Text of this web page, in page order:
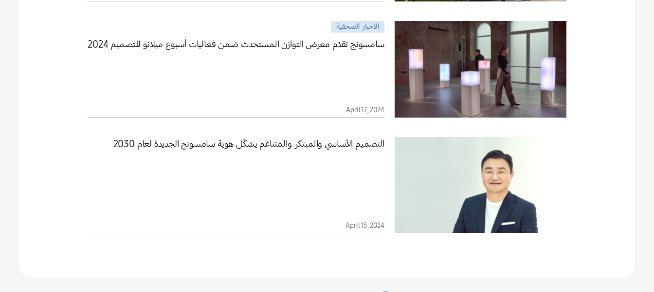
الأخبار الصحفية
سامسونج تقدّم معرض التوازن المستحدث ضمن فعاليات أسبوع ميلانو للتصميم 2024
April 17, 2024
التصميم الأساسي والمبتكر والمتناغم يشكّل هوية سامسونج الجديدة لعام 2030
April 15, 2024